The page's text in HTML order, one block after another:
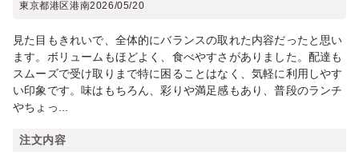
東京都港区港南2026/05/20
見た目もきれいで、全体的にバランスの取れた内容だったと思い
ます。ボリュームもほどよく、食べやすさがありました。配達も
スムーズで受け取りまで特に困ることはなく、気軽に利用しやす
い印象です。味はもちろん、彩りや満足感もあり、普段のランチ
やちょっ...
注文内容